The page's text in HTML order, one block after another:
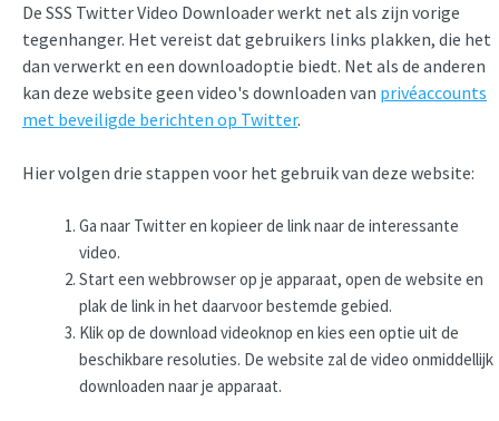
De SSS Twitter Video Downloader werkt net als zijn vorige
tegenhanger. Het vereist dat gebruikers links plakken, die het
dan verwerkt en een downloadoptie biedt. Net als de anderen
kan deze website geen video's downloaden van privéaccounts
met beveiligde berichten op Twitter.
Hier volgen drie stappen voor het gebruik van deze website:
Ga naar Twitter en kopieer de link naar de interessante
video.
Start een webbrowser op je apparaat, open de website en
plak de link in het daarvoor bestemde gebied.
Klik op de download videoknop en kies een optie uit de
beschikbare resoluties. De website zal de video onmiddellijk
downloaden naar je apparaat.